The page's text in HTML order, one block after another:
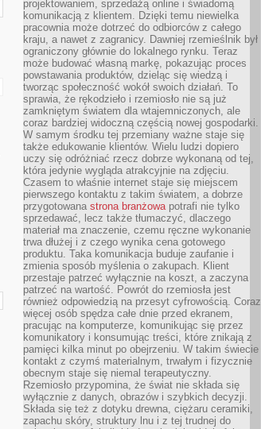
projektowaniem, sprzedażą online i świadomą
komunikacją z klientem. Dzięki temu niewielka
pracownia może dotrzeć do odbiorców z całego
kraju, a nawet z zagranicy. Dawniej rzemieślnik był
ograniczony głównie do lokalnego rynku. Teraz
może budować własną markę, pokazując proces
powstawania produktów, dzieląc się wiedzą i
tworząc społeczność wokół swoich działań. To
sprawia, że rękodzieło i rzemiosło nie są już
zamkniętym światem dla wtajemniczonych, ale
coraz bardziej widoczną częścią nowej gospodarki.
W samym środku tej przemiany ważne staje się
także edukowanie klientów. Wielu ludzi dopiero
uczy się odróżniać rzecz dobrze wykonaną od tej,
która jedynie wygląda atrakcyjnie na zdjęciu.
Czasem to właśnie internet staje się miejscem
pierwszego kontaktu z takim światem, a dobrze
przygotowana strona branżowapotrafi nie tylko
sprzedawać, lecz także tłumaczyć, dlaczego
materiał ma znaczenie, czemu ręczne wykonanie
trwa dłużej i z czego wynika cena gotowego
produktu. Taka komunikacja buduje zaufanie i
zmienia sposób myślenia o zakupach. Klient
przestaje patrzeć wyłącznie na koszt, a zaczyna
patrzeć na wartość. Powrót do rzemiosła jest
również odpowiedzią na przesyt cyfrowością. Coraz
więcej osób spędza całe dnie przed ekranem,
pracując na komputerze, komunikując się przez
komunikatory i konsumując treści, które znikają z
pamięci kilka minut po obejrzeniu. W takim świecie
kontakt z czymś materialnym, trwałym i fizycznie
obecnym staje się niemal terapeutyczny.
Rzemiosło przypomina, że świat nie składa się
wyłącznie z danych, obrazów i szybkich decyzji.
Składa się też z dotyku drewna, ciężaru ceramiki,
zapachu skóry, struktury lnu i z tej trudnej do